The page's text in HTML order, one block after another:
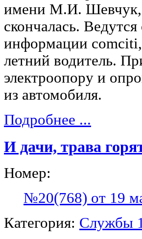
имени М.И. Шевчук,
скончалась.
информации comciti,
летний водитель.
электроопору и
из автомобиля.
Подробнее ...
И дачи, трава
Номер:
№20(768) от 19
Категория: Службы